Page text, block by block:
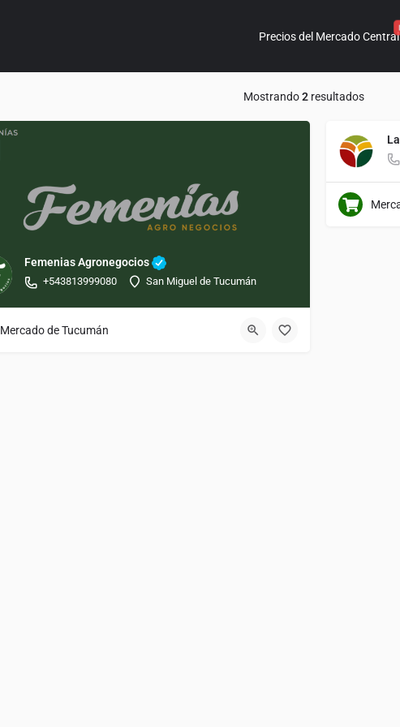
Precios del Mercado Central
Mostrando2 resultados
Femenias Agronegocios
+543813999080 San Miguel de Tucumán
Mercado de Tucumán